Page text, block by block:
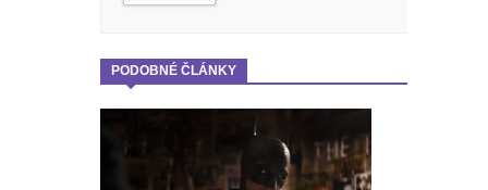
PODOBNÉ ČLÁNKY